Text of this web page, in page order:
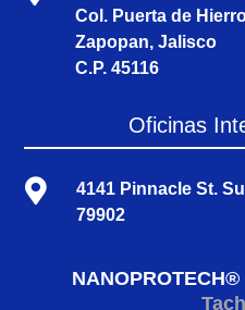
Col. Puerta de
Zapopan, Jalisco
C.P. 45116
Oficinas

4141 Pinnacle St.
79902